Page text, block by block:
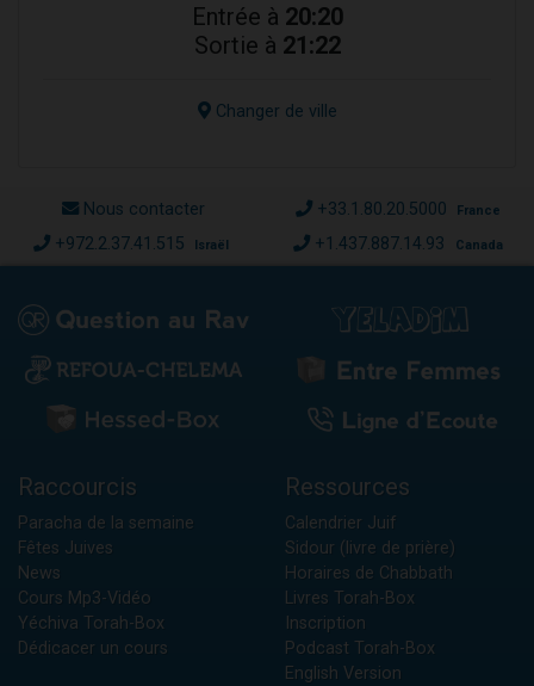
Entrée à 20:20
Sortie à 21:22
Changer de ville
Nous contacter +33.1.80.20.5000 France
+972.2.37.41.515 Israël +1.437.887.14.93 Canada
Raccourcis
Paracha de la semaine
Fêtes Juives
News
Cours Mp3-Vidéo
Yéchiva Torah-Box
Dédicacer un cours
Ressources
Calendrier Juif
Sidour (livre de prière)
Horaires de Chabbath
Livres Torah-Box
Inscription
Podcast Torah-Box
English Version